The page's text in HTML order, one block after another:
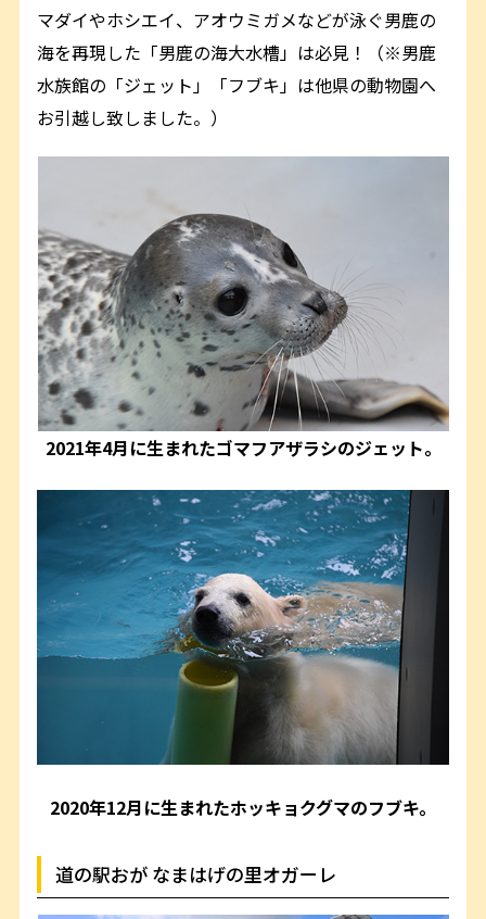
マダイやホシエイ、アオウミガメなどが泳ぐ男鹿の
海を再現した「男鹿の海大水槽」は必見！（※男鹿
水族館の「ジェット」「フブキ」は他県の動物園へ
お引越し致しました。）
2021年4月に生まれたゴマフアザラシのジェット。
2020年12月に生まれたホッキョクグマのフブキ。
道の駅おが なまはげの里オガーレ